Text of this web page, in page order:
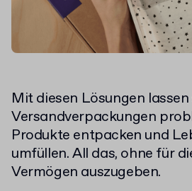
Mit diesen Lösungen
Versandverpackungen
Produkte entpacken und
umfüllen. All das, ohne für
Vermögen auszugeben.